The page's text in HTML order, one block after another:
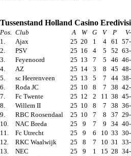
Tussenstand Holland Casino
Pos. Club A W G V P
1.
Ajax 25 20 1 4 61
2.
PSV 25 16 4 5 52
3.
Feyenoord 25 13 7 5 46
4.
AZ 25 14 3 8 45
5.
sc Heerenveen 25 13 5 7 44
6.
Roda JC 25 10 8 7 38
7.
Fc Twente 25 12 2 11 38
8.
Willem II 25 10 8 7 38
9.
RBC Roosendaal 25 10 7 8 37
10.
NAC Breda 25 9 7 9 34
11.
Fc Utrecht 25 9 6 10 33
12.
RKC Waalwijk 25 8 7 10 31
13.
NEC 25 9 1 15 28